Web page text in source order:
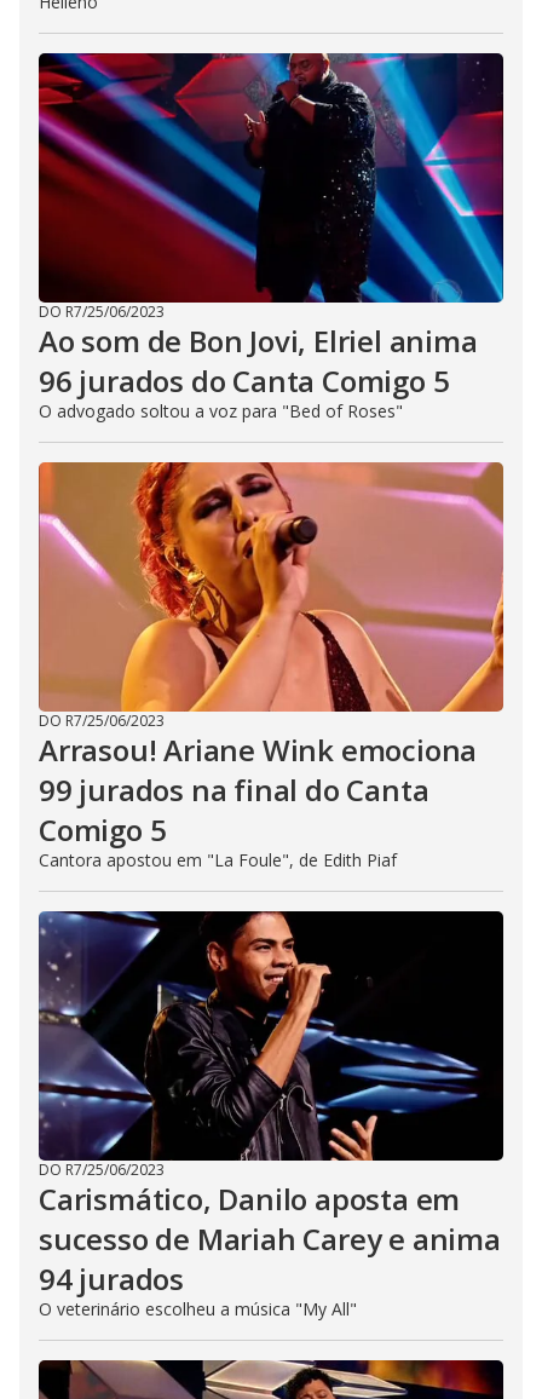
DO R7/25/06/2023
Ao som de Bon Jovi, Elriel anima
96 jurados do Canta Comigo 5
O advogado soltou a voz para "Bed of Roses"
DO R7/25/06/2023
Arrasou! Ariane Wink emociona
99 jurados na final do Canta
Comigo 5
Cantora apostou em "La Foule", de Edith Piaf
DO R7/25/06/2023
Carismático, Danilo aposta em
sucesso de Mariah Carey e anima
94 jurados
O veterinário escolheu a música "My All"